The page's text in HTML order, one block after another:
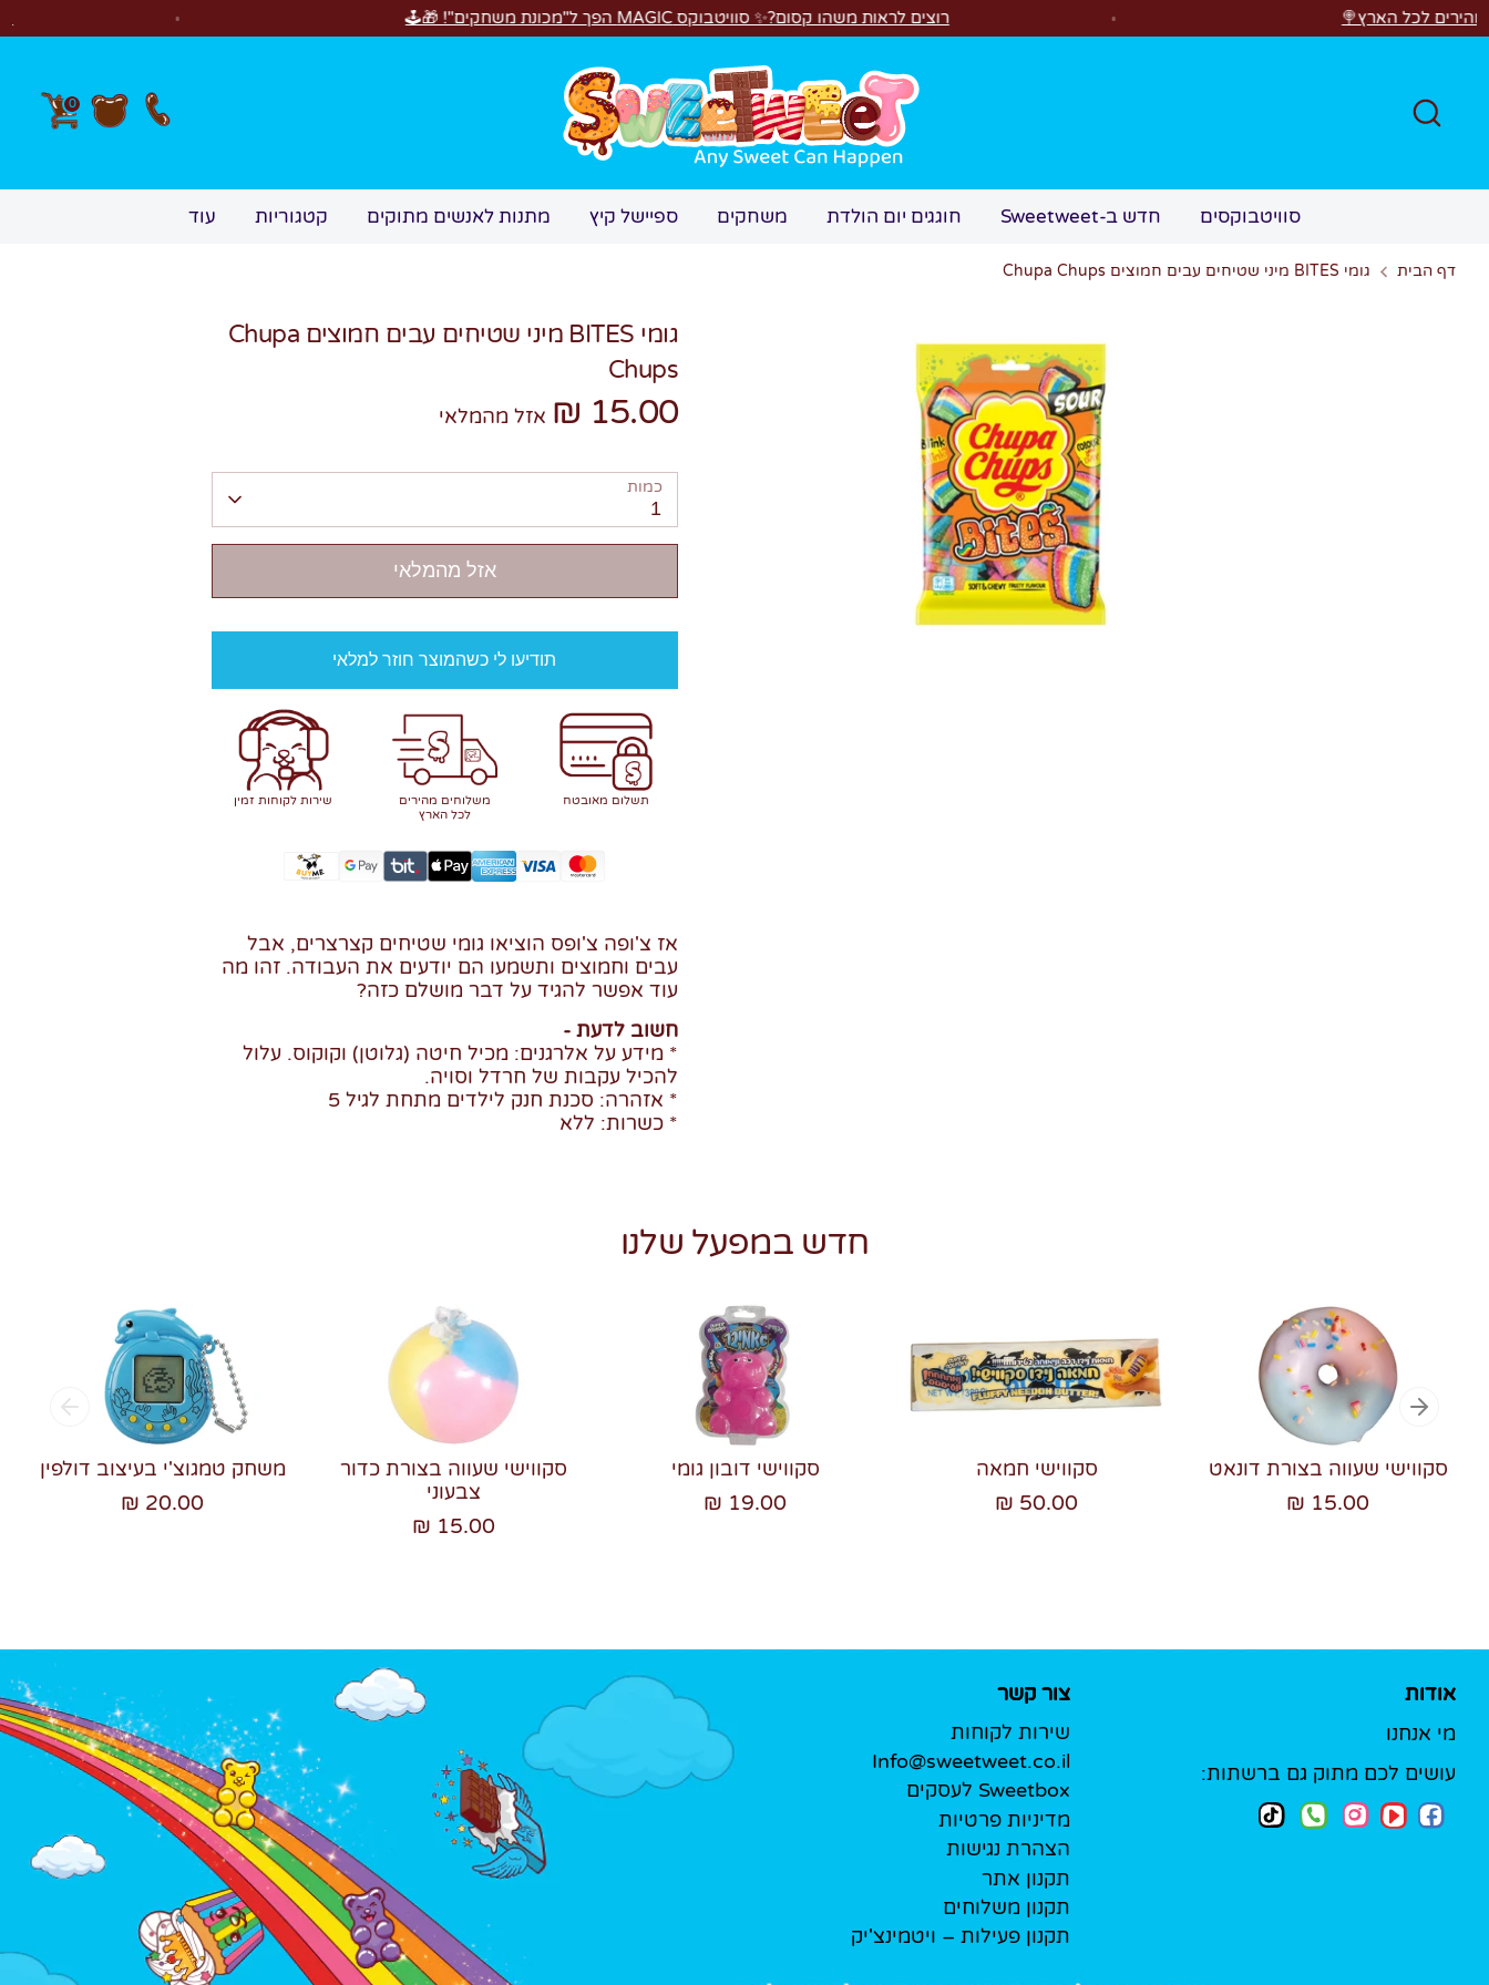
דלג רוצים לראות משהו קסום?✨ סוויטבוקס MAGIC הפך ל"מכונת משחקים"! 🎁🕹️
חיפוש 0
סוויטבוקסים חדש ב-Sweetweet חוגגים יום הולדת משחקים ספיישל קיץ מתנות לאנשים מתוקים קטגוריות עוד
דף הבית גומי BITES מיני שטיחים עבים חמוצים Chupa Chups
גומי BITES מיני שטיחים עבים חמוצים Chupa
Chups
15.00 ₪ אזל מהמלאי
כמות
1
אזל מהמלאי
תודיעו לי כשהמוצר חוזר למלאי
תשלום מאובטח
משלוחים מהירים
לכל הארץ
שירות לקוחות זמין
אז צ'ופה צ'ופס הוציאו גומי שטיחים קצרצרים, אבל
עבים וחמוצים ותשמעו הם יודעים את העבודה. זהו מה
עוד אפשר להגיד על דבר מושלם כזה?
חשוב לדעת -
* מידע על אלרגנים: מכיל חיטה (גלוטן) וקוקוס. עלול
להכיל עקבות של חרדל וסויה.
* אזהרה: סכנת חנק לילדים מתחת לגיל 5
* כשרות: ללא
חדש במפעל שלנו
משחק טמגוצ'י בעיצוב דולפין
20.00 ₪
סקווישי שעווה בצורת כדור
צבעוני
15.00 ₪
סקווישי דובון גומי
19.00 ₪
סקווישי חמאה
50.00 ₪
סקווישי שעווה בצורת דונאט
15.00 ₪
אודות
מי אנחנו
עושים לכם מתוק גם ברשתות:
צור קשר
שירות לקוחות
Info@sweetweet.co.il
Sweetbox לעסקים
מדיניות פרטיות
הצהרת נגישות
תקנון אתר
תקנון משלוחים
תקנון פעילות – ויטמינצ'יק